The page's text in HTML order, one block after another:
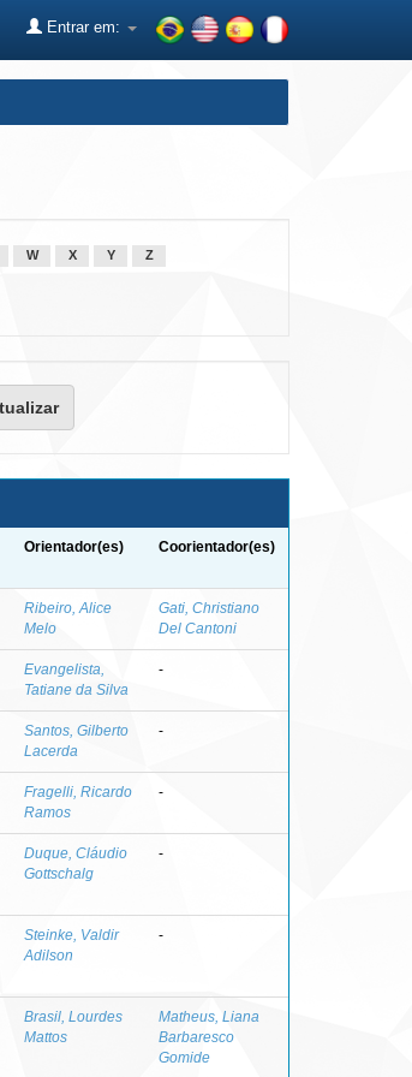
Entrar em:
W X Y Z
Orientador(es) Coorientador(es)
Ribeiro, Alice
Melo
Gati, Christiano
Del Cantoni
Evangelista,
Tatiane da Silva
-
Santos, Gilberto
Lacerda
-
Fragelli, Ricardo
Ramos
-
Duque, Cláudio
Gottschalg
-
Steinke, Valdir
Adilson
-
Brasil, Lourdes
Mattos
Matheus, Liana
Barbaresco
Gomide